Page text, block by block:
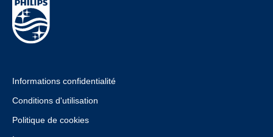
Informations confidentialité
Conditions d'utilisation
Politique de cookies